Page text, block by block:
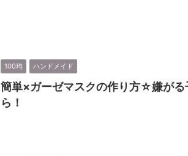
100均 ハンドメイド
簡単×ガーゼマスクの作り方☆嫌がる
ら！